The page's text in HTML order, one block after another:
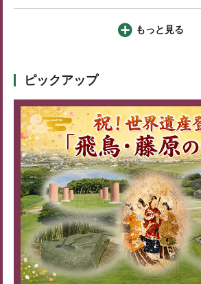
もっと見る
ピックアップ